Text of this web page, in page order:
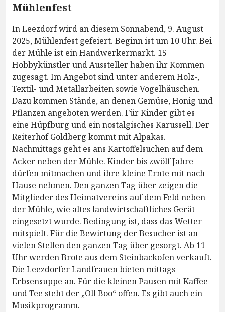
Mühlenfest
In Leezdorf wird an diesem Sonnabend, 9. August
2025, Mühlenfest gefeiert. Beginn ist um 10 Uhr. Bei
der Mühle ist ein Handwerkermarkt. 15
Hobbykünstler und Aussteller haben ihr Kommen
zugesagt. Im Angebot sind unter anderem Holz-,
Textil- und Metallarbeiten sowie Vogelhäuschen.
Dazu kommen Stände, an denen Gemüse, Honig und
Pflanzen angeboten werden. Für Kinder gibt es
eine Hüpfburg und ein nostalgisches Karussell. Der
Reiterhof Goldberg kommt mit Alpakas.
Nachmittags geht es ans Kartoffelsuchen auf dem
Acker neben der Mühle. Kinder bis zwölf Jahre
dürfen mitmachen und ihre kleine Ernte mit nach
Hause nehmen. Den ganzen Tag über zeigen die
Mitglieder des Heimatvereins auf dem Feld neben
der Mühle, wie altes landwirtschaftliches Gerät
eingesetzt wurde. Bedingung ist, dass das Wetter
mitspielt. Für die Bewirtung der Besucher ist an
vielen Stellen den ganzen Tag über gesorgt. Ab 11
Uhr werden Brote aus dem Steinbackofen verkauft.
Die Leezdorfer Landfrauen bieten mittags
Erbsensuppe an. Für die kleinen Pausen mit Kaffee
und Tee steht der „Oll Boo“ offen. Es gibt auch ein
Musikprogramm.